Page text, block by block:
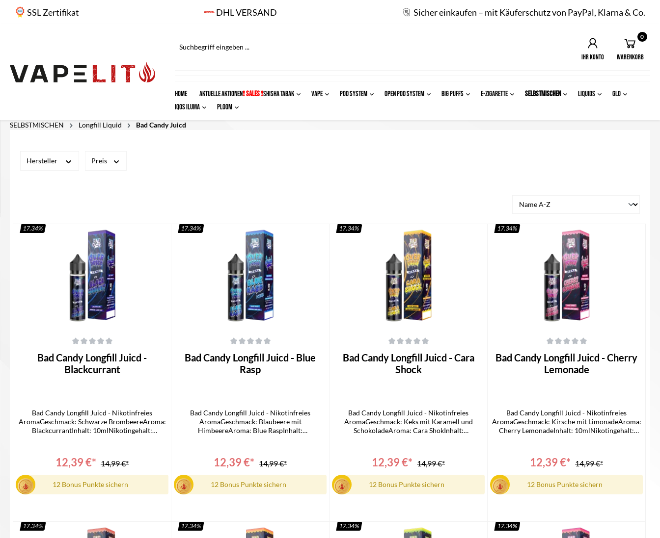
Zur Hauptnavigation springen
SSL Zertifikat DHL VERSAND Sicher einkaufen – mit Käuferschutz von PayPal, Klarna & Co.
Ihr Konto
0
Warenkorb
Home AKTUELLE AKTIONEN❗ SALES ❗SHISHA TABAK VAPE POD SYSTEM OPEN POD SYSTEM BIG PUFFS E-ZIGARETTE SELBSTMISCHEN LIQUIDS
Glo
IQOS ILUMA
Ploom
SELBSTMISCHEN Longfill Liquid Bad Candy Juicd
Hersteller Preis
17.34%
Bad Candy Longfill Juicd -
Blackcurrant
Bad Candy Longfill Juicd - Nikotinfreies
AromaGeschmack: Schwarze BrombeereAroma:
BlackcurrantInhalt: 10mlNikotingehalt:
12,39 €* 14,99 €*
12 Bonus Punkte sichern
17.34%
Bad Candy Longfill Juicd - Blue
Rasp
Bad Candy Longfill Juicd - Nikotinfreies
AromaGeschmack: Blaubeere mit
HimbeereAroma: Blue RaspInhalt:
12,39 €* 14,99 €*
12 Bonus Punkte sichern
17.34%
Bad Candy Longfill Juicd - Cara
Shock
Bad Candy Longfill Juicd - Nikotinfreies
AromaGeschmack: Keks mit Karamell und
SchokoladeAroma: Cara ShokInhalt:
12,39 €* 14,99 €*
12 Bonus Punkte sichern
17.34%
Bad Candy Longfill Juicd - Cherry
Lemonade
Bad Candy Longfill Juicd - Nikotinfreies
AromaGeschmack: Kirsche mit LimonadeAroma:
Cherry LemonadeInhalt: 10mlNikotingehalt:
12,39 €* 14,99 €*
12 Bonus Punkte sichern
17.34% 17.34% 17.34% 17.34%